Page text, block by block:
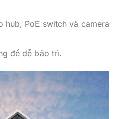
hub, PoE switch và camera
để dễ bảo trì.